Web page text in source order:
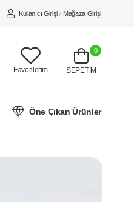
Kullanıcı Girişi / Mağaza Girişi
Favorilerim
0
SEPETİM
Öne Çıkan Ürünler